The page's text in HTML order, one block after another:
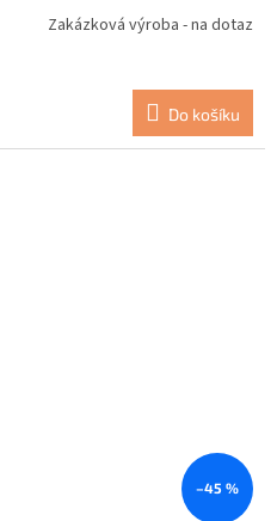
Zakázková výroba - na dotaz
Do košíku
–45 %